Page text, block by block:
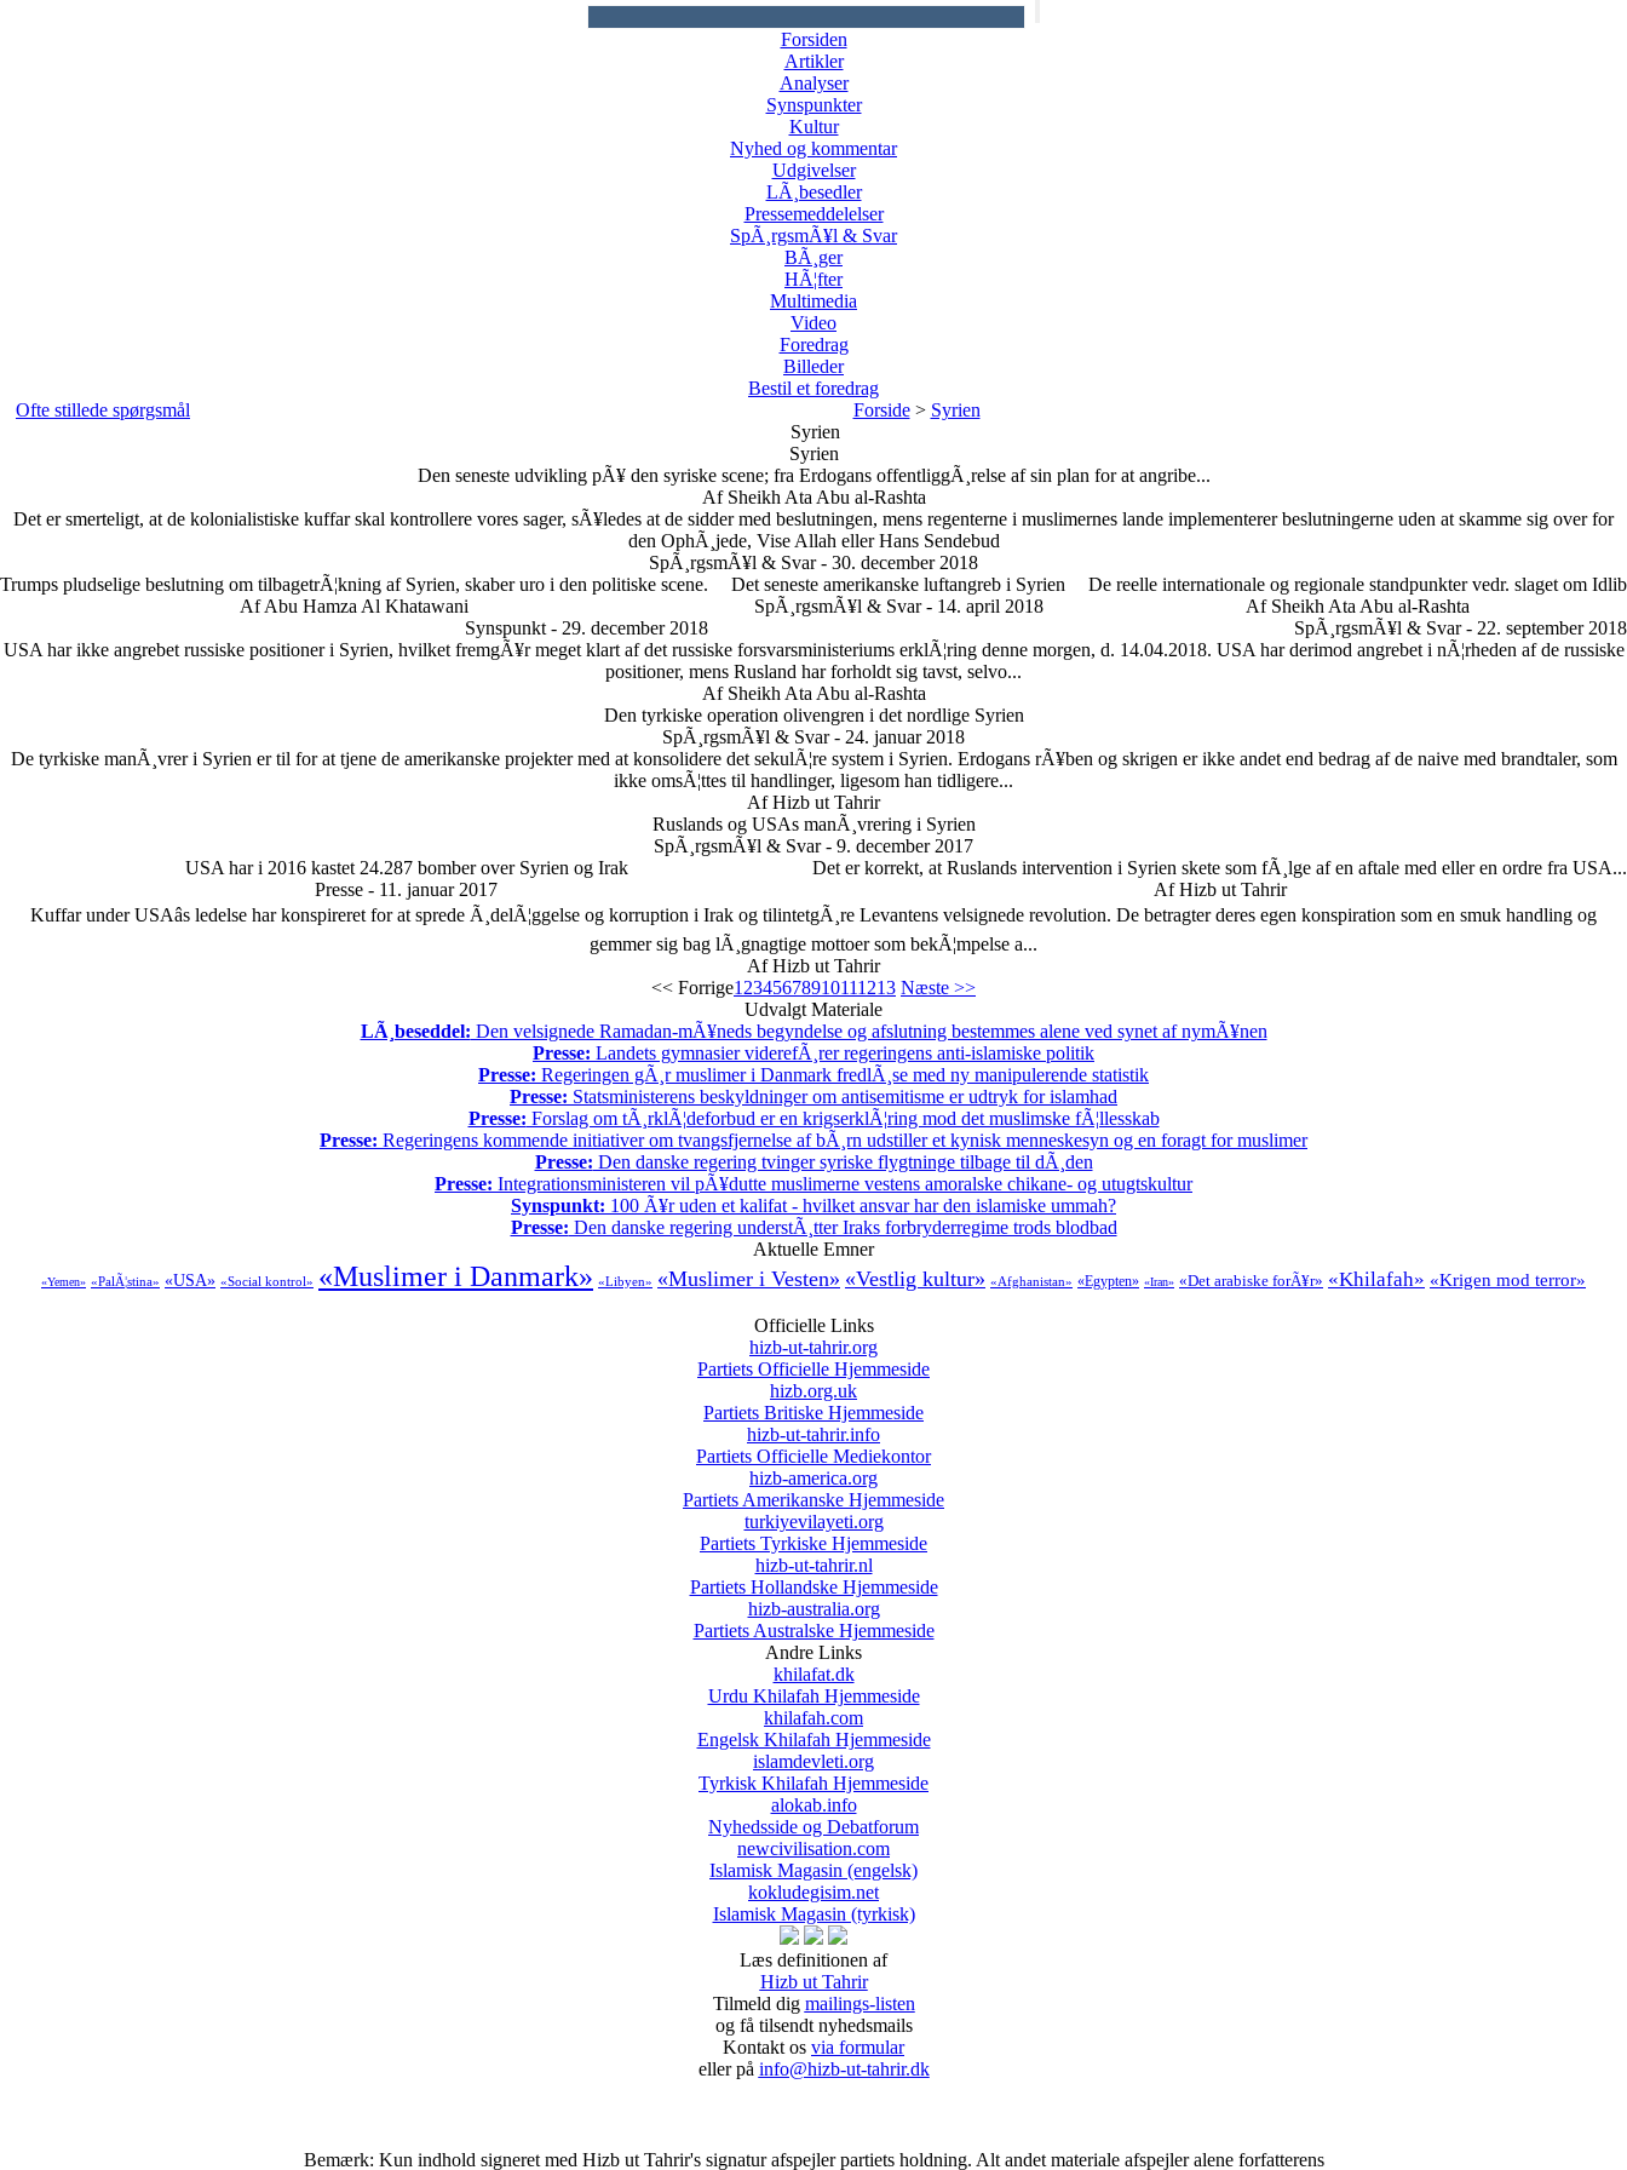
Forsiden
Artikler
Analyser
Synspunkter
Kultur
Nyhed og kommentar
Udgivelser
LÃ¸besedler
Pressemeddelelser
SpÃ¸rgsmÃ¥l & Svar
BÃ¸ger
HÃ¦fter
Multimedia
Video
Foredrag
Billeder
Bestil et foredrag
Ofte stillede spørgsmål
Forside> Syrien
Syrien
Syrien
Den seneste udvikling pÃ¥ den syriske scene; fra Erdogans offentliggÃ¸relse af sin plan for at angribe...
Af Sheikh Ata Abu al-Rashta
Det er smerteligt, at de kolonialistiske kuffar skal kontrollere vores sager, sÃ¥ledes at de sidder med beslutningen, mens regenterne i muslimernes lande implementerer beslutningerne uden at skamme sig over for
den OphÃ¸jede, Vise Allah eller Hans Sendebud
SpÃ¸rgsmÃ¥l & Svar - 30. december 2018
Trumps pludselige beslutning om tilbagetrÃ¦kning af Syrien, skaber uro i den politiske scene.
Af Abu Hamza Al Khatawani
Synspunkt - 29. december 2018
De reelle internationale og regionale standpunkter vedr. slaget om Idlib
Af Sheikh Ata Abu al-Rashta
SpÃ¸rgsmÃ¥l & Svar - 22. september 2018
Det seneste amerikanske luftangreb i Syrien
SpÃ¸rgsmÃ¥l & Svar - 14. april 2018
USA har ikke angrebet russiske positioner i Syrien, hvilket fremgÃ¥r meget klart af det russiske forsvarsministeriums erklÃ¦ring denne morgen, d. 14.04.2018. USA har derimod angrebet i nÃ¦rheden af de russiske
positioner, mens Rusland har forholdt sig tavst, selvo...
Af Sheikh Ata Abu al-Rashta
Den tyrkiske operation olivengren i det nordlige Syrien
SpÃ¸rgsmÃ¥l & Svar - 24. januar 2018
De tyrkiske manÃ¸vrer i Syrien er til for at tjene de amerikanske projekter med at konsolidere det sekulÃ¦re system i Syrien. Erdogans rÃ¥ben og skrigen er ikke andet end bedrag af de naive med brandtaler, som
ikke omsÃ¦ttes til handlinger, ligesom han tidligere...
Af Hizb ut Tahrir
Ruslands og USAs manÃ¸vrering i Syrien
SpÃ¸rgsmÃ¥l & Svar - 9. december 2017
Det er korrekt, at Ruslands intervention i Syrien skete som fÃ¸lge af en aftale med eller en ordre fra USA...
Af Hizb ut Tahrir
USA har i 2016 kastet 24.287 bomber over Syrien og Irak
Presse - 11. januar 2017
Kuffar under USAâs ledelse har konspireret for at sprede Ã¸delÃ¦ggelse og korruption i Irak og tilintetgÃ¸re Levantens velsignede revolution. De betragter deres egen konspiration som en smuk handling og
gemmer sig bag lÃ¸gnagtige mottoer som bekÃ¦mpelse a...
Af Hizb ut Tahrir
<< Forrige1 2345678910111213 Næste >>
Udvalgt Materiale
LÃ¸beseddel: Den velsignede Ramadan-mÃ¥neds begyndelse og afslutning bestemmes alene ved synet af nymÃ¥nen
Presse: Landets gymnasier viderefÃ¸rer regeringens anti-islamiske politik
Presse: Regeringen gÃ¸r muslimer i Danmark fredlÃ¸se med ny manipulerende statistik
Presse: Statsministerens beskyldninger om antisemitisme er udtryk for islamhad
Presse: Forslag om tÃ¸rklÃ¦deforbud er en krigserklÃ¦ring mod det muslimske fÃ¦llesskab
Presse: Regeringens kommende initiativer om tvangsfjernelse af bÃ¸rn udstiller et kynisk menneskesyn og en foragt for muslimer
Presse: Den danske regering tvinger syriske flygtninge tilbage til dÃ¸den
Presse: Integrationsministeren vil pÃ¥dutte muslimerne vestens amoralske chikane- og utugtskultur
Synspunkt: 100 Ã¥r uden et kalifat - hvilket ansvar har den islamiske ummah?
Presse: Den danske regering understÃ¸tter Iraks forbryderregime trods blodbad
Aktuelle Emner
«Yemen» «PalÃ¦stina» «USA» «Social kontrol» «Muslimer i Danmark» «Libyen» «Muslimer i Vesten» «Vestlig kultur» «Afghanistan» «Egypten» «Iran» «Det arabiske forÃ¥r» «Khilafah» «Krigen mod terror»
Officielle Links
hizb-ut-tahrir.org
Partiets Officielle Hjemmeside
hizb.org.uk
Partiets Britiske Hjemmeside
hizb-ut-tahrir.info
Partiets Officielle Mediekontor
hizb-america.org
Partiets Amerikanske Hjemmeside
turkiyevilayeti.org
Partiets Tyrkiske Hjemmeside
hizb-ut-tahrir.nl
Partiets Hollandske Hjemmeside
hizb-australia.org
Partiets Australske Hjemmeside
Andre Links
khilafat.dk
Urdu Khilafah Hjemmeside
khilafah.com
Engelsk Khilafah Hjemmeside
islamdevleti.org
Tyrkisk Khilafah Hjemmeside
alokab.info
Nyhedsside og Debatforum
newcivilisation.com
Islamisk Magasin (engelsk)
kokludegisim.net
Islamisk Magasin (tyrkisk)
Læs definitionen af
Hizb ut Tahrir
Tilmeld dig mailings-listen
og få tilsendt nyhedsmails
Kontakt os via formular
eller på info@hizb-ut-tahrir.dk
Bemærk: Kun indhold signeret med Hizb ut Tahrir's signatur afspejler partiets holdning. Alt andet materiale afspejler alene forfatterens